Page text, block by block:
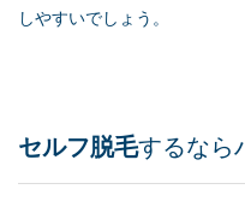
しやすいでしょう。
セルフ脱毛するなら